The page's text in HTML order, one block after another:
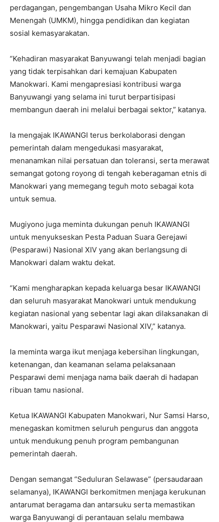
perdagangan, pengembangan Usaha Mikro Kecil dan
Menengah (UMKM), hingga pendidikan dan kegiatan
sosial kemasyarakatan.
“Kehadiran masyarakat Banyuwangi telah menjadi bagian
yang tidak terpisahkan dari kemajuan Kabupaten
Manokwari. Kami mengapresiasi kontribusi warga
Banyuwangi yang selama ini turut berpartisipasi
membangun daerah ini melalui berbagai sektor,” katanya.
Ia mengajak IKAWANGI terus berkolaborasi dengan
pemerintah dalam mengedukasi masyarakat,
menanamkan nilai persatuan dan toleransi, serta merawat
semangat gotong royong di tengah keberagaman etnis di
Manokwari yang memegang teguh moto sebagai kota
untuk semua.
Mugiyono juga meminta dukungan penuh IKAWANGI
untuk menyukseskan Pesta Paduan Suara Gerejawi
(Pesparawi) Nasional XIV yang akan berlangsung di
Manokwari dalam waktu dekat.
“Kami mengharapkan kepada keluarga besar IKAWANGI
dan seluruh masyarakat Manokwari untuk mendukung
kegiatan nasional yang sebentar lagi akan dilaksanakan di
Manokwari, yaitu Pesparawi Nasional XIV,” katanya.
Ia meminta warga ikut menjaga kebersihan lingkungan,
ketenangan, dan keamanan selama pelaksanaan
Pesparawi demi menjaga nama baik daerah di hadapan
ribuan tamu nasional.
Ketua IKAWANGI Kabupaten Manokwari, Nur Samsi Harso,
menegaskan komitmen seluruh pengurus dan anggota
untuk mendukung penuh program pembangunan
pemerintah daerah.
Dengan semangat “Seduluran Selawase” (persaudaraan
selamanya), IKAWANGI berkomitmen menjaga kerukunan
antarumat beragama dan antarsuku serta memastikan
warga Banyuwangi di perantauan selalu membawa